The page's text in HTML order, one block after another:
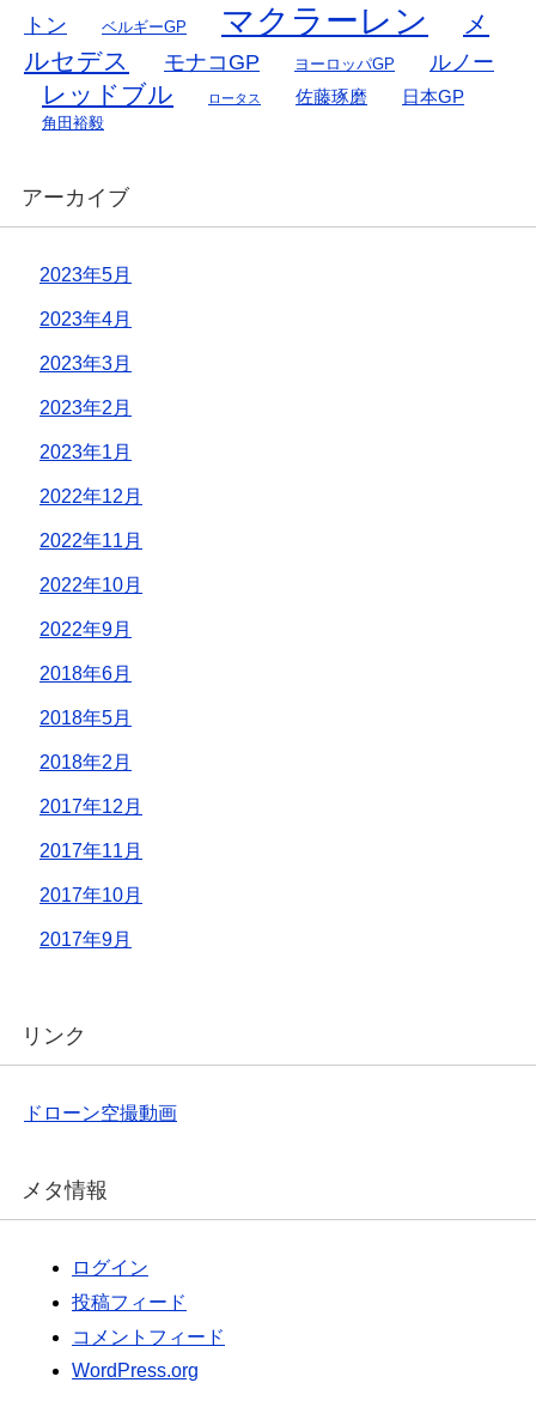
トン
ベルギーGP マクラーレン
メ
ルセデス
モナコGP ヨーロッパGP ルノー
レッドブル ロータス 佐藤琢磨 日本GP
角田裕毅
アーカイブ
2023年5月
2023年4月
2023年3月
2023年2月
2023年1月
2022年12月
2022年11月
2022年10月
2022年9月
2018年6月
2018年5月
2018年2月
2017年12月
2017年11月
2017年10月
2017年9月
リンク
ドローン空撮動画
メタ情報
ログイン
投稿フィード
コメントフィード
WordPress.org